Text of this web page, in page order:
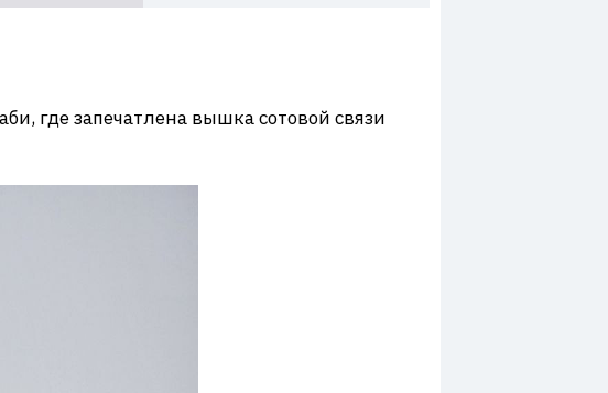
где запечатлена вышка сотовой связи